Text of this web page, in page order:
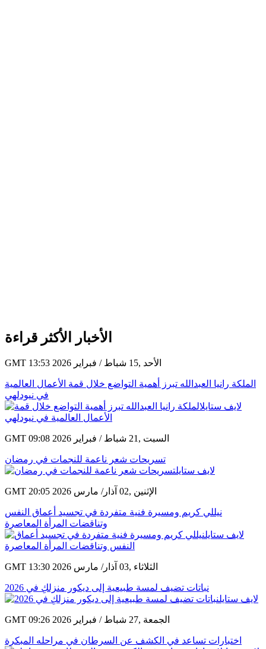
الأخبار الأكثر قراءة
GMT 13:53 2026 الأحد ,15 شباط / فبراير
الملكة رانيا العبدالله تبرز أهمية التواضع خلال قمة الأعمال العالمية
في نيودلهي
GMT 09:08 2026 السبت ,21 شباط / فبراير
تسريحات شعر ناعمة للنجمات في رمضان
GMT 20:05 2026 الإثنين ,02 آذار/ مارس
نيللي كريم ومسيرة فنية متفردة في تجسيد أعماق النفس
وتناقضات المرأة المعاصرة
GMT 13:30 2026 الثلاثاء ,03 آذار/ مارس
نباتات تضيف لمسة طبيعية إلى ديكور منزلكِ في 2026
GMT 09:26 2026 الجمعة ,27 شباط / فبراير
اختبارات تساعد في الكشف عن السرطان في مراحله المبكرة